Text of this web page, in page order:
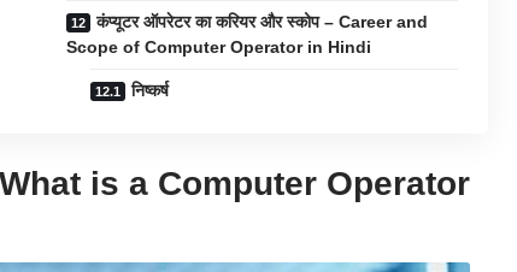
कंप्यूटर ऑपरेटर का करियर और स्कोप – Career and
Scope of Computer Operator in Hindi
निष्कर्ष
What is a Computer Operator